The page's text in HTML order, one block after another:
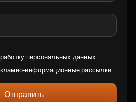
персональных данных
информационные рассылки
Отправить